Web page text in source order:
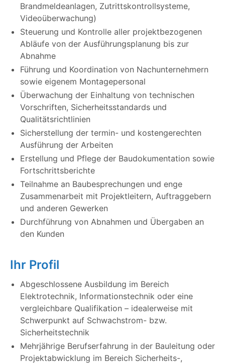
Brandmeldeanlagen, Zutrittskontrollsysteme,
Videoüberwachung)
Steuerung und Kontrolle aller projektbezogenen
Abläufe von der Ausführungsplanung bis zur
Abnahme
Führung und Koordination von Nachunternehmern
sowie eigenem Montagepersonal
Überwachung der Einhaltung von technischen
Vorschriften, Sicherheitsstandards und
Qualitätsrichtlinien
Sicherstellung der termin- und kostengerechten
Ausführung der Arbeiten
Erstellung und Pflege der Baudokumentation sowie
Fortschrittsberichte
Teilnahme an Baubesprechungen und enge
Zusammenarbeit mit Projektleitern, Auftraggebern
und anderen Gewerken
Durchführung von Abnahmen und Übergaben an
den Kunden
Ihr Profil
Abgeschlossene Ausbildung im Bereich
Elektrotechnik, Informationstechnik oder eine
vergleichbare Qualifikation – idealerweise mit
Schwerpunkt auf Schwachstrom- bzw.
Sicherheitstechnik
Mehrjährige Berufserfahrung in der Bauleitung oder
Projektabwicklung im Bereich Sicherheits-,